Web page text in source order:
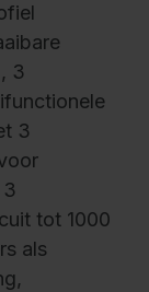
3
3
3
tot 1000
als